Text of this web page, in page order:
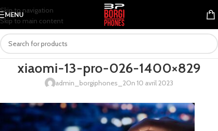
Skip to navigation
Skip to main content
MENU
xiaomi-13-pro-026-1400×829
admin_borgiphones_2On 10 avril 2023